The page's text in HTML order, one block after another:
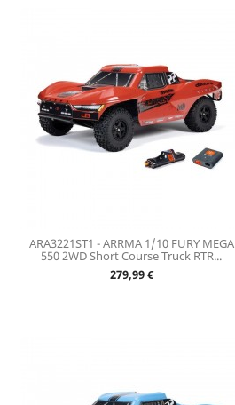
ARA3221ST1 - ARRMA 1/10 FURY MEGA
550 2WD Short Course Truck RTR...
Prix
279,99 €